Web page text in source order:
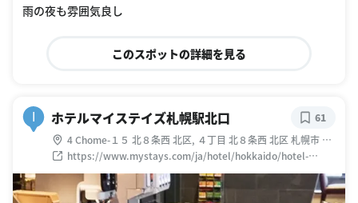
雨の夜も雰囲気良し
このスポットの詳細を見る
I ホテルマイステイズ札幌駅北口
4 Chome-１５ 北８条西 北区, ４丁目 北８条西 北区 札幌市 北
海道 日本
https://www.mystays.com/ja/hotel/hokkaido/hotel-
mystays-sapporo-station
61